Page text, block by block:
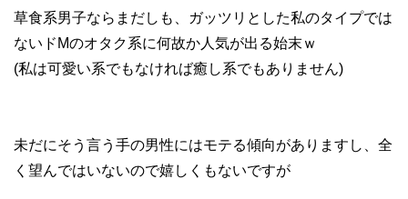
草食系男子ならまだしも、ガッツリとした私のタイプでは
ないドМのオタク系に何故か人気が出る始末ｗ
(私は可愛い系でもなければ癒し系でもありません)
未だにそう言う手の男性にはモテる傾向がありますし、全
く望んではいないので嬉しくもないですが